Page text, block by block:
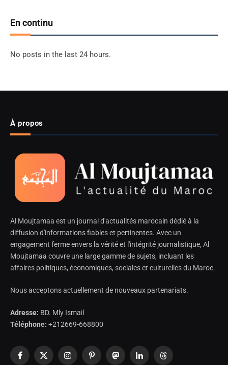
En continu
No posts in the last 24 hours.
À propos
Al Moujtamaa est un journal d'actualités marocain dédié à la
diffusion d'informations fiables et pertinentes. Avec un
engagement ferme envers la vérité et l'intégrité journalistique, Al
Moujtamaa couvre une large gamme de sujets, incluant les
affaires politiques, économiques, sociales et culturelles du Maroc.
Nous acceptons actuellement de nouveaux partenariats.
Adresse: BD. Mly Ismail
Téléphone: +212669-668800
Facebook
X
InstagramPinterestMastodonLinkedInThreads